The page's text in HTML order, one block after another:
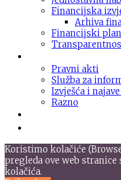
Financijska
Arhiva
Financijski
Pravni akti
Služba za
Izvješća i
Razno
Koristimo kolačiće
pregleda ove web
kolačića.